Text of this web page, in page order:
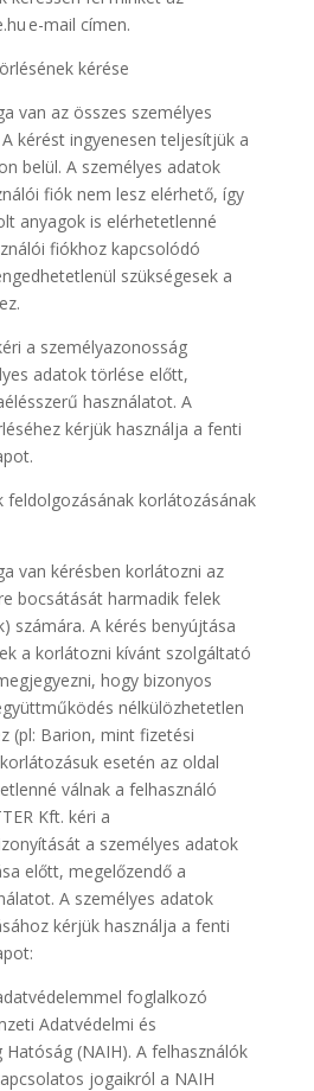
e-mail címen.
kérése
van az összes személyes
kérést ingyenesen teljesítjük a
belül. A személyes adatok
fiók nem lesz elérhető, így
anyagok is elérhetetlenné
fiókhoz kapcsolódó
szükségesek a
a személyazonosság
adatok törlése előtt,
használatot. A
kérjük használja a fenti
feldolgozásának korlátozásának
van kérésben korlátozni az
bocsátását harmadik felek
számára. A kérés benyújtása
a korlátozni kívánt szolgáltató
hogy bizonyos
nélkülözhetetlen
(pl: Barion, mint fizetési
esetén az oldal
válnak a felhasználó
Kft. kéri a
a személyes adatok
előtt, megelőzendő a
A személyes adatok
kérjük használja a fenti
foglalkozó
Adatvédelmi és
(NAIH). A felhasználók
jogaikról a NAIH